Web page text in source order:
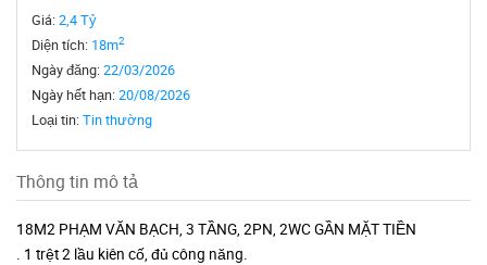
Giá:2,4 Tỷ
Diện tích: 18m2
Ngày đăng:22/03/2026
Ngày hết hạn:20/08/2026
Loại tin:Tin thường
Thông tin mô tả
18M2 PHẠM VĂN BẠCH, 3 TẦNG, 2PN, 2WC GẦN MẶT TIỀN
. 1 trệt 2 lầu kiên cố, đủ công năng.